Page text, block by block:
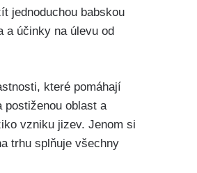
⁢jednoduchou babskou
a ​účinky na úlevu od
​které pomáhají
oblast a
vzniku jizev. ⁣Jenom si
trhu splňuje všechny